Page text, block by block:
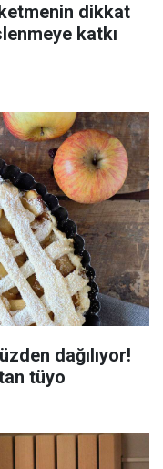
dikkat
katkı
dağılıyor!
tüyo